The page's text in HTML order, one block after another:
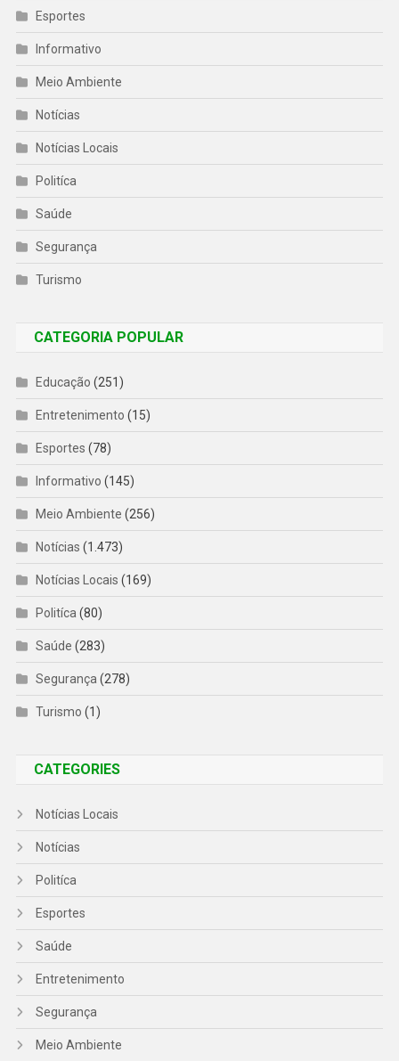
Esportes
Informativo
Meio Ambiente
Notícias
Notícias Locais
Politíca
Saúde
Segurança
Turismo
CATEGORIA POPULAR
Educação (251)
Entretenimento (15)
Esportes (78)
Informativo (145)
Meio Ambiente (256)
Notícias (1.473)
Notícias Locais (169)
Politíca (80)
Saúde (283)
Segurança (278)
Turismo (1)
CATEGORIES
Notícias Locais
Notícias
Politíca
Esportes
Saúde
Entretenimento
Segurança
Meio Ambiente